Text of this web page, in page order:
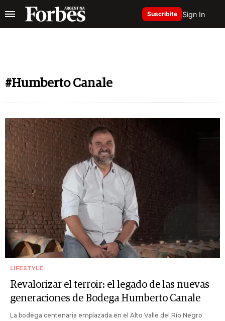
Suscribite Sign In
#Humberto Canale
LIFESTYLE
Revalorizar el terroir: el legado de las nuevas
generaciones de Bodega Humberto Canale
La bodega centenaria emplazada en el Alto Valle del Río Negro